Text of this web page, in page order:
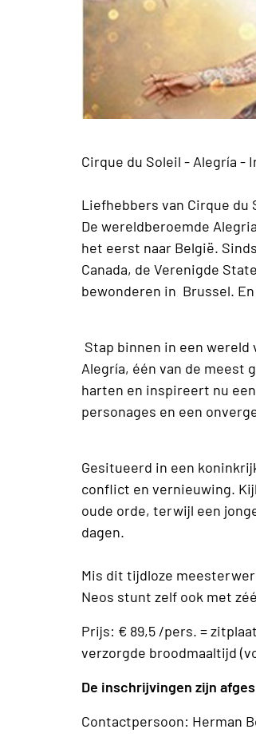
Cirque du Soleil - Alegría -
Liefhebbers van Cirque du
De wereldberoemde
het eerst naar België.
Canada, de Verenigde
bewonderen in Brussel.
Stap binnen in een wereld
Alegría, één van de meest
harten en inspireert nu
personages en een
Gesitueerd in een
conflict en vernieuwing.
oude orde, terwijl een
dagen.
Mis dit tijdloze
Neos stunt zelf ook met
Prijs: € 89,5 /pers. =
verzorgde broodmaaltijd
De inschrijvingen zijn
Contactpersoon: Herman